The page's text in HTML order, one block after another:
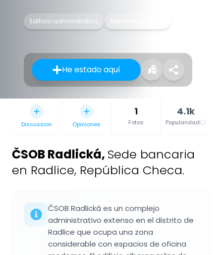
Edificio administrativo Residencia oficial
He estado aquí
Discussion Opiniones
1
Fotos
4.1k
Popularidad
ČSOB Radlická, Sede bancaria
en Radlice, República Checa.
ČSOB Radlická es un complejo
administrativo extenso en el distrito de
Radlice que ocupa una zona
considerable con espacios de oficina